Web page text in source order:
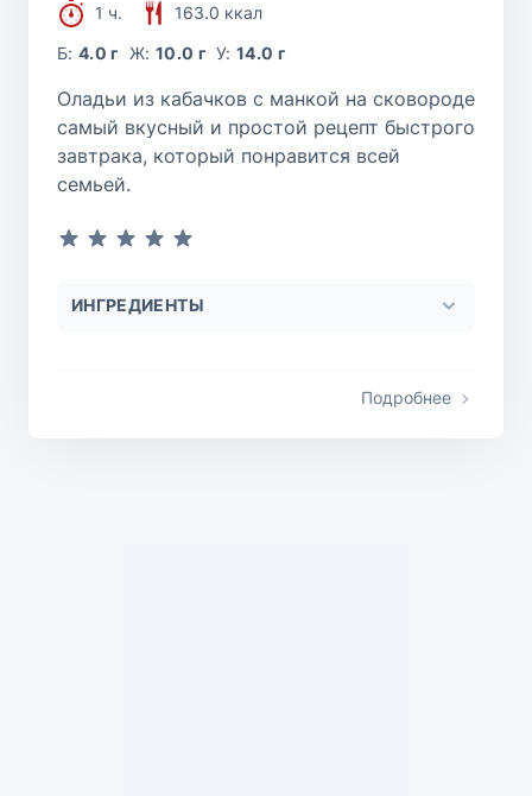
1 ч.
163.0 ккал
Б:4.0 г Ж: 10.0 г У:14.0 г
Оладьи из кабачков с манкой на сковороде
самый вкусный и простой рецепт быстрого
завтрака, который понравится всей
семьей.
ИНГРЕДИЕНТЫ
Подробнее